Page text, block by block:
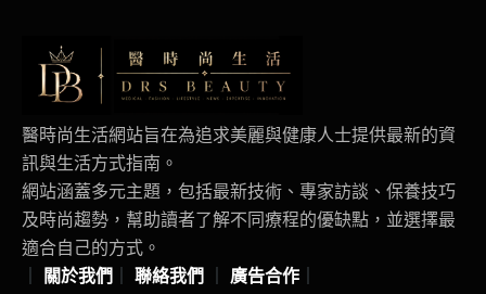
醫時尚生活網站旨在為追求美麗與健康人士提供最新的資
訊與生活方式指南。
網站涵蓋多元主題，包括最新技術、專家訪談、保養技巧
及時尚趨勢，幫助讀者了解不同療程的優缺點，並選擇最
適合自己的方式。
關於我們 聯絡我們 廣告合作